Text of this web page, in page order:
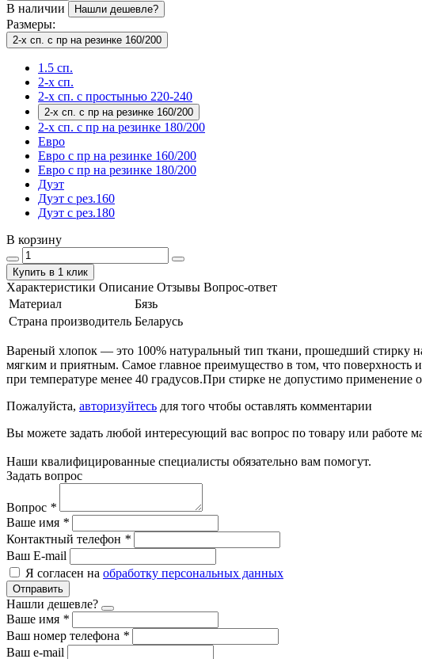
В наличии Нашли дешевле?
Размеры:
2-х сп. с пр на резинке 160/200
1.5 сп.
2-х сп.
2-х сп. с простынью 220-240
2-х сп. с пр на резинке 160/200
2-х сп. с пр на резинке 180/200
Евро
Евро с пр на резинке 160/200
Евро с пр на резинке 180/200
Дуэт
Дуэт с рез.160
Дуэт с рез.180
В корзину
Купить в 1 клик
Характеристики Описание Отзывы Вопрос-ответ
Материал
Бязь
Страна производитель Беларусь
Вареный хлопок — это 100% натуральный тип ткани, прошедший стирку на
мягким и приятным. Самое главное преимущество в том, что поверхность
при температуре менее 40 градусов.При стирке не допустимо применение
Пожалуйста, авторизуйтесь для того чтобы оставлять комментарии
Вы можете задать любой интересующий вас вопрос по товару или работе
Наши квалифицированные специалисты обязательно вам помогут.
Задать вопрос
Вопрос *
Ваше имя *
Контактный телефон *
Ваш E-mail
Я согласен на обработку персональных данных
Отправить
Нашли дешевле?
Ваше имя *
Ваш номер телефона *
Ваш e-mail